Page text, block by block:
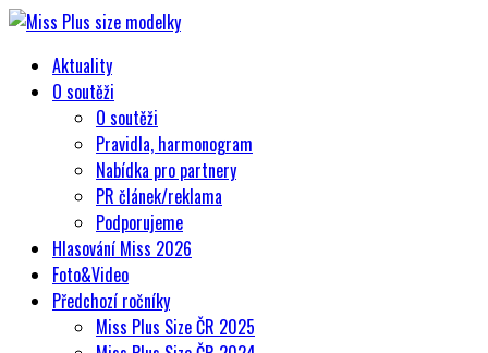
Aktuality
O soutěži
O soutěži
Pravidla, harmonogram
Nabídka pro partnery
PR článek/reklama
Podporujeme
Hlasování Miss 2026
Foto&Video
Předchozí ročníky
Miss Plus Size ČR 2025